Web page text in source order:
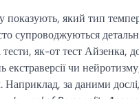
показують, який тип
супроводжуються
тести, як-от тест Айзенка,
екстраверсії чи
Наприклад, за даними